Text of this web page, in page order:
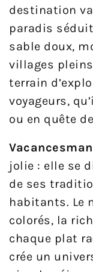
destination
paradis
sable doux,
villages
terrain
voyageurs,
ou en quête
jolie : elle se
de ses
habitants. Le
colorés, la
chaque plat
crée un